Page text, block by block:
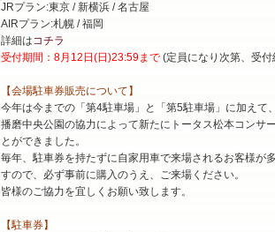
JRプラン:東京 / 新横浜 / 名古屋
AIRプラン:札幌 / 福岡
詳細はコチラ
受付期間：8月12日(日)23:59まで (定員になり次第、受
【会場駐車券販売について】
今年は今までの「第4駐車場」と「第5駐車場」に加えて
播磨中央公園の協力によって新たにトータス松本コンサ
とができました。
毎年、駐車券を持たずに自家用車で来場されるお客様が
すので、必ず事前に購入のうえ、ご来場ください。
皆様のご協力を宜しくお願い致します。
【駐車券】